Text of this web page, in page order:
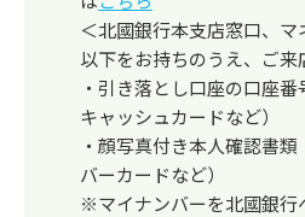
＜北國銀行本支店窓口、マ
以下をお持ちのうえ、ご来
・引き落とし口座の口座番
キャッシュカードなど）
・顔写真付き本人確認書
バーカードなど）
※マイナンバーを北國銀行